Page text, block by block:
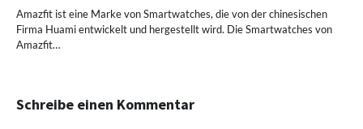
Amazfit ist eine Marke von Smartwatches, die von der chinesischen
Firma Huami entwickelt und hergestellt wird. Die Smartwatches von
Amazfit…
Schreibe einen Kommentar